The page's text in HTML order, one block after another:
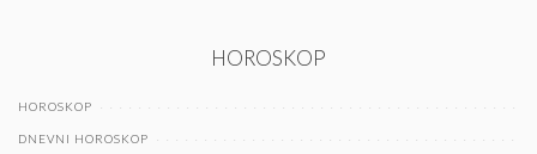
HOROSKOP
HOROSKOP
DNEVNI HOROSKOP